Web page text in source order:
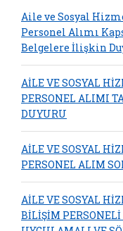
Aile ve Sosyal
Personel Alımı
Belgelere İlişkin
AİLE VE SOSYAL
PERSONEL ALIMI
DUYURU
AİLE VE SOSYAL
PERSONEL ALIM
AİLE VE SOSYAL
BİLİŞİM